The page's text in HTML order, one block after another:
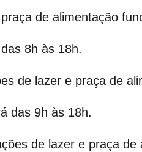
de alimentação
8h às 18h.
de lazer e praça de
das 9h às 18h.
de lazer e praça